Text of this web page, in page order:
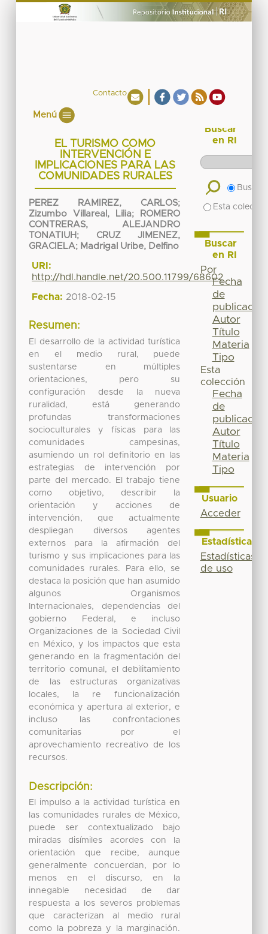
Contacto
Menú
EL TURISMO COMO
INTERVENCIÓN E
IMPLICACIONES PARA LAS
COMUNIDADES RURALES
PEREZ RAMIREZ, CARLOS;
Zizumbo Villareal, Lilia;
ROMERO
CONTRERAS, ALEJANDRO
TONATIUH ; CRUZ JIMENEZ,
GRACIELA; Madrigal Uribe, Delfino
URI:
http://hdl.handle.net/20.500.11799/68602
Fecha: 2018-02-15
Resumen:
El desarrollo de la actividad turística
en el medio rural, puede
sustentarse en múltiples
orientaciones, pero su
configuración desde la nueva
ruralidad, está generando
profundas transformaciones
socioculturales y físicas para las
comunidades campesinas,
asumiendo un rol definitorio en las
estrategias de intervención por
parte del mercado. El trabajo tiene
como objetivo, describir la
orientación y acciones de
intervención, que actualmente
despliegan diversos agentes
externos para la afirmación del
turismo y sus implicaciones para las
comunidades rurales. Para ello, se
destaca la posición que han asumido
algunos Organismos
Internacionales, dependencias del
gobierno Federal, e incluso
Organizaciones de la Sociedad Civil
en México, y los impactos que esta
generando en la fragmentación del
territorio comunal, el debilitamiento
de las estructuras organizativas
locales, la re funcionalización
económica y apertura al exterior, e
incluso las confrontaciones
comunitarias por el
aprovechamiento recreativo de los
recursos.
Descripción:
El impulso a la actividad turística en
las comunidades rurales de México,
puede ser contextualizado bajo
miradas disímiles acordes con la
orientación que recibe, aunque
generalmente concuerdan, por lo
menos en el discurso, en la
innegable necesidad de dar
respuesta a los severos problemas
que caracterizan al medio rural
como la pobreza y la marginación.
Buscar
en RI
Buscar
Esta
Buscar
en RI
Por
Fecha
de
publicación
Autor
Título
Materia
Tipo
Esta
colección
Fecha
de
publicación
Autor
Título
Materia
Tipo
Usuario
Acceder
Estadísticas
Estadísticas
de uso